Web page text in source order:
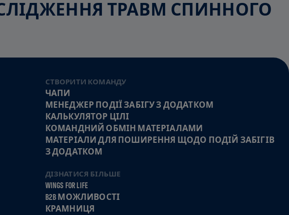
ТРАВМ СПИННОГО
СТВОРИТИ КОМАНДУ
ЧАПИ
МЕНЕДЖЕР ПОДІЇ ЗАБІГУ З ДОДАТКОМ
КАЛЬКУЛЯТОР ЦІЛІ
КОМАНДНИЙ ОБМІН МАТЕРІАЛАМИ
МАТЕРІАЛИ ДЛЯ ПОШИРЕННЯ ЩОДО ПОДІЙ ЗАБІГІВ
З ДОДАТКОМ
ДІЗНАТИСЯ БІЛЬШЕ
WINGS FOR LIFE
B2B МОЖЛИВОСТІ
КРАМНИЦЯ